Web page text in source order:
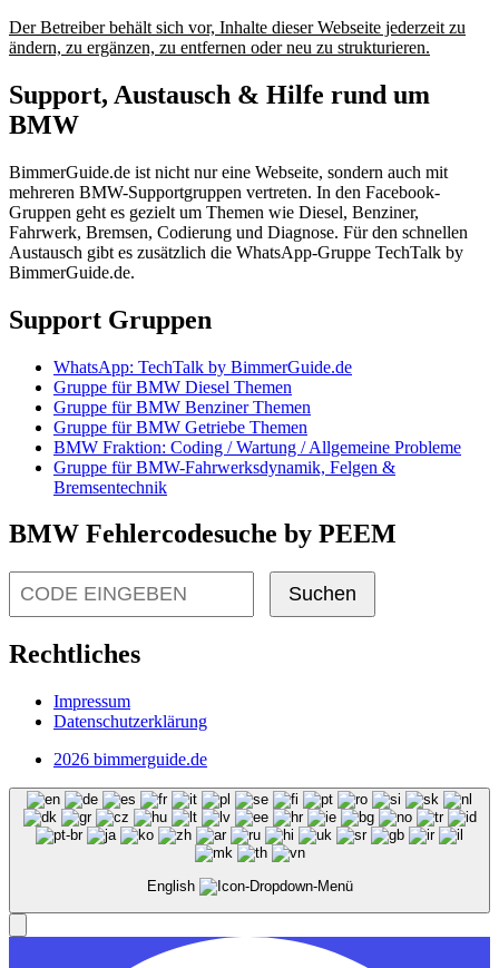
Der Betreiber behält sich vor, Inhalte dieser Webseite jederzeit zu
ändern, zu ergänzen, zu entfernen oder neu zu strukturieren.
Support, Austausch & Hilfe rund um
BMW
BimmerGuide.de ist nicht nur eine Webseite, sondern auch mit
mehreren BMW-Supportgruppen vertreten. In den Facebook-
Gruppen geht es gezielt um Themen wie Diesel, Benziner,
Fahrwerk, Bremsen, Codierung und Diagnose. Für den schnellen
Austausch gibt es zusätzlich die WhatsApp-Gruppe TechTalk by
BimmerGuide.de.
Support Gruppen
WhatsApp: TechTalk by BimmerGuide.de
Gruppe für BMW Diesel Themen
Gruppe für BMW Benziner Themen
Gruppe für BMW Getriebe Themen
BMW Fraktion: Coding / Wartung / Allgemeine Probleme
Gruppe für BMW-Fahrwerksdynamik, Felgen &
Bremsentechnik
BMW Fehlercodesuche by PEEM
Suchen
Rechtliches
Impressum
Datenschutzerklärung
2026 bimmerguide.de
English